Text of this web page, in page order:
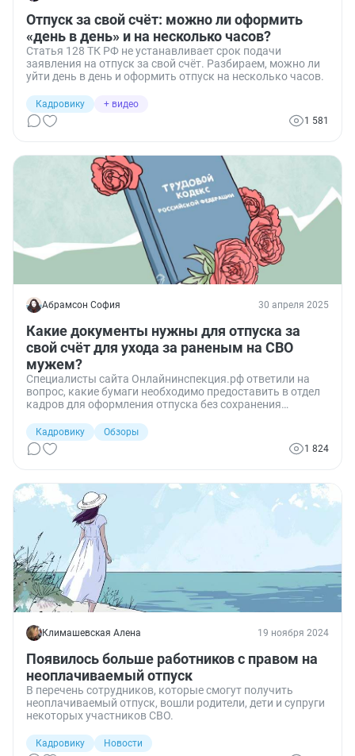
Отпуск за свой счёт: можно ли оформить
«день в день» и на несколько часов?
Статья 128 ТК РФ не устанавливает срок подачи
заявления на отпуск за свой счёт. Разбираем, можно ли
уйти день в день и оформить отпуск на несколько часов.
Кадровику
+ видео
1 581
Абрамсон София 30 апреля 2025
Какие документы нужны для отпуска за
свой счёт для ухода за раненым на СВО
мужем?
Специалисты сайта Онлайнинспекция.рф ответили на
вопрос, какие бумаги необходимо предоставить в отдел
кадров для оформления отпуска без сохранения
участвовавшим в СВО.
Кадровику
Обзоры
1 824
Климашевская Алена 19 ноября 2024
Появилось больше работников с правом на
неоплачиваемый отпуск
В перечень сотрудников, которые смогут получить
неоплачиваемый отпуск, вошли родители, дети и супруги
некоторых участников СВО.
Кадровику
Новости